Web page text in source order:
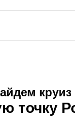
круиз
точку